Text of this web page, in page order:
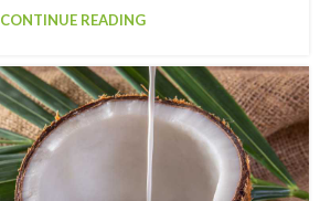
CONTINUE READING